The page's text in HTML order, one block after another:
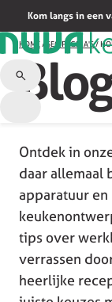
Kom langs in een
HOME/ SEO PAGINA'S/
Ontdek in
daar allemaal
apparatuur
tips over
verrassen
heerlijke